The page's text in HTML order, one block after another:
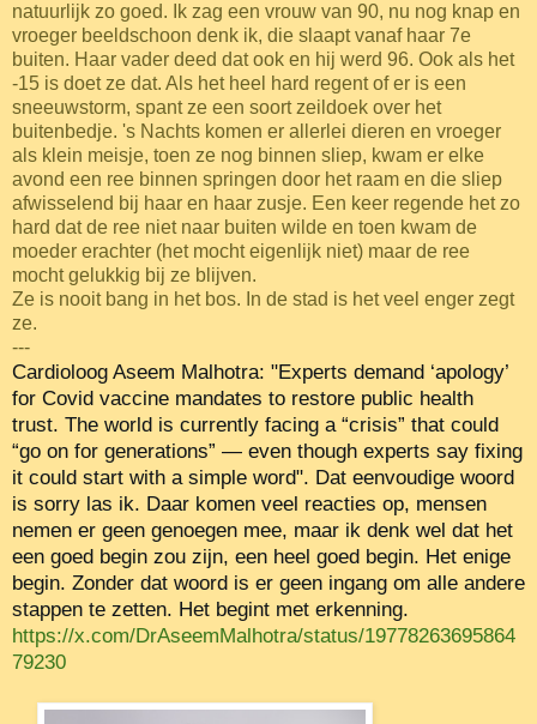
natuurlijk zo goed. Ik zag een vrouw van 90, nu nog knap en
vroeger beeldschoon denk ik, die slaapt vanaf haar 7e
buiten. Haar vader deed dat ook en hij werd 96. Ook als het
-15 is doet ze dat. Als het heel hard regent of er is een
sneeuwstorm, spant ze een soort zeildoek over het
buitenbedje. 's Nachts komen er allerlei dieren en vroeger
als klein meisje, toen ze nog binnen sliep, kwam er elke
avond een ree binnen springen door het raam en die sliep
afwisselend bij haar en haar zusje. Een keer regende het zo
hard dat de ree niet naar buiten wilde en toen kwam de
moeder erachter (het mocht eigenlijk niet) maar de ree
mocht gelukkig bij ze blijven.
Ze is nooit bang in het bos. In de stad is het veel enger zegt
ze.
---
Cardioloog Aseem Malhotra: "Experts demand ‘apology’
for Covid vaccine mandates to restore public health
trust. The world is currently facing a “crisis” that could
“go on for generations” — even though experts say fixing
it could start with a simple word". Dat eenvoudige woord
is sorry las ik. Daar komen veel reacties op, mensen
nemen er geen genoegen mee, maar ik denk wel dat het
een goed begin zou zijn, een heel goed begin. Het enige
begin. Zonder dat woord is er geen ingang om alle andere
stappen te zetten. Het begint met erkenning.
https://x.com/DrAseemMalhotra/status/19778263695864
79230